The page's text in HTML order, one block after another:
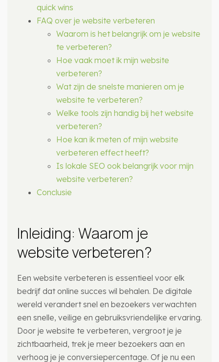
quick wins
FAQ over je website verbeteren
Waarom is het belangrijk om je website
te verbeteren?
Hoe vaak moet ik mijn website
verbeteren?
Wat zijn de snelste manieren om je
website te verbeteren?
Welke tools zijn handig bij het website
verbeteren?
Hoe kan ik meten of mijn website
verbeteren effect heeft?
Is lokale SEO ook belangrijk voor mijn
website verbeteren?
Conclusie
Inleiding: Waarom je
website verbeteren?
Een website verbeteren is essentieel voor elk
bedrijf dat online succes wil behalen. De digitale
wereld verandert snel en bezoekers verwachten
een snelle, veilige en gebruiksvriendelijke ervaring.
Door je website te verbeteren, vergroot je je
zichtbaarheid, trek je meer bezoekers aan en
verhoog je je conversiepercentage. Of je nu een